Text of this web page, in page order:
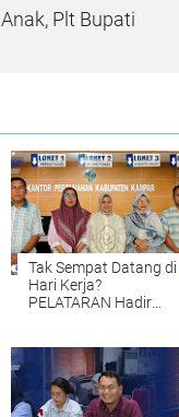
Plt Bupati
Tak Sempat Datang di
Hari Kerja?
PELATARAN Hadir
Tanah Setiap Sabtu
dan Minggu